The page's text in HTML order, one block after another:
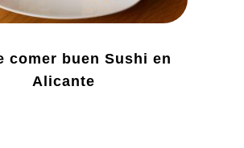
comer buen Sushi en
Alicante